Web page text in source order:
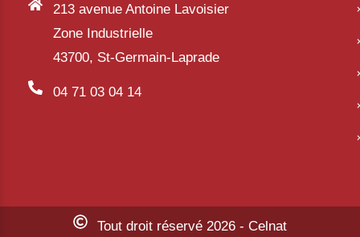
213 avenue Antoine Lavoisier
Zone Industrielle
43700, St-Germain-Laprade
04 71 03 04 14
Tout droit réservé 2026 - Celnat